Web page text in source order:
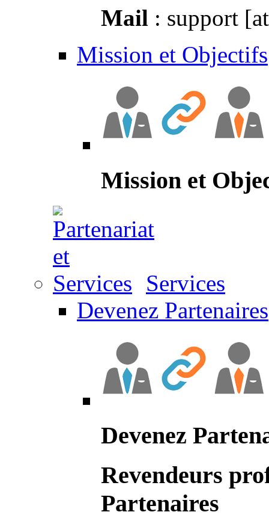
Mail : support
Mission et Objectifs
Mission et
Services
Devenez Partenaires
Devenez
Revendeurs
Partenaires